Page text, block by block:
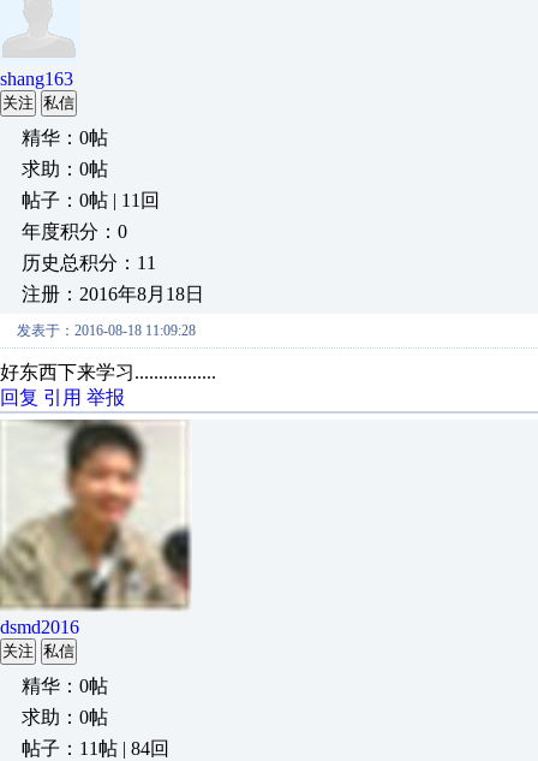
shang163
关注 私信
精华：0帖
求助：0帖
帖子：0帖 | 11回
年度积分：0
历史总积分：11
注册：2016年8月18日
发表于：2016-08-18 11:09:28
好东西下来学习.................
回复 引用 举报
dsmd2016
关注 私信
精华：0帖
求助：0帖
帖子：11帖 | 84回